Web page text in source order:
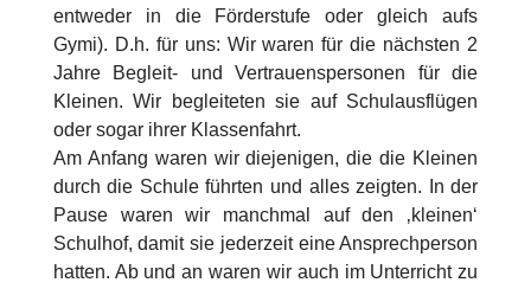
entweder in die Förderstufe oder gleich aufs
Gymi). D.h. für uns: Wir waren für die nächsten 2
Jahre Begleit- und Vertrauenspersonen für die
Kleinen. Wir begleiteten sie auf Schulausflügen
oder sogar ihrer Klassenfahrt.
Am Anfang waren wir diejenigen, die die Kleinen
durch die Schule führten und alles zeigten. In der
Pause waren wir manchmal auf den ‚kleinen‘
Schulhof, damit sie jederzeit eine Ansprechperson
hatten. Ab und an waren wir auch im Unterricht zu